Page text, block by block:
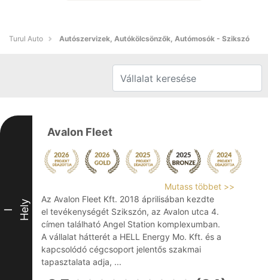
Turul Auto Autószervizek, Autókölcsönzők, Autómosók - Szikszó
I Hely
Avalon Fleet
Mutass többet >>
Az Avalon Fleet Kft. 2018 áprilisában kezdte
el tevékenységét Szikszón, az Avalon utca 4.
címen található Angel Station komplexumban.
A vállalat hátterét a HELL Energy Mo. Kft. és a
kapcsolódó cégcsoport jelentős szakmai
tapasztalata adja, ...